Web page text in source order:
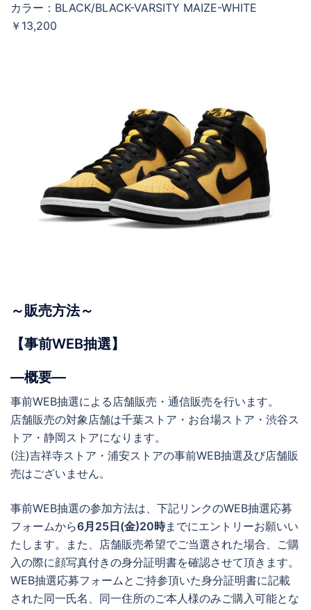
カラー：BLACK/BLACK-VARSITY MAIZE-WHITE
￥13,200
～販売方法～
【事前WEB抽選】
―概要―
事前WEB抽選による店舗販売・通信販売を行います。
店舗販売の対象店舗は千葉ストア・お台場ストア・渋谷ス
トア・静岡ストアになります。
(注)吉祥寺ストア・浦安ストアの事前WEB抽選及び店舗販
売はございません。
事前WEB抽選の参加方法は、下記リンクのWEB抽選応募
フォームから6月25日(金)20時までにエントリーお願いい
たします。また、店舗販売希望でご当選された場合、ご購
入の際に顔写真付きの身分証明書を確認させて頂きます。
WEB抽選応募フォームとご持参頂いた身分証明書に記載
された同一氏名、同一住所のご本人様のみご購入可能とな